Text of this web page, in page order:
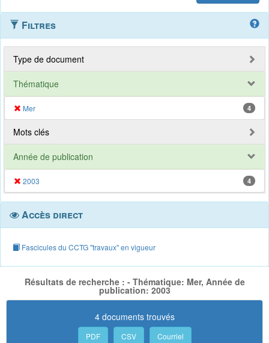
Filtres
Type de document
Thématique
Mer 4
Mots clés
Année de publication
2003 4
Accès direct
Fascicules du CCTG "travaux" en vigueur
Résultats de recherche : - Thématique: Mer, Année de
publication: 2003
4 documents trouvés
PDF CSV Courriel